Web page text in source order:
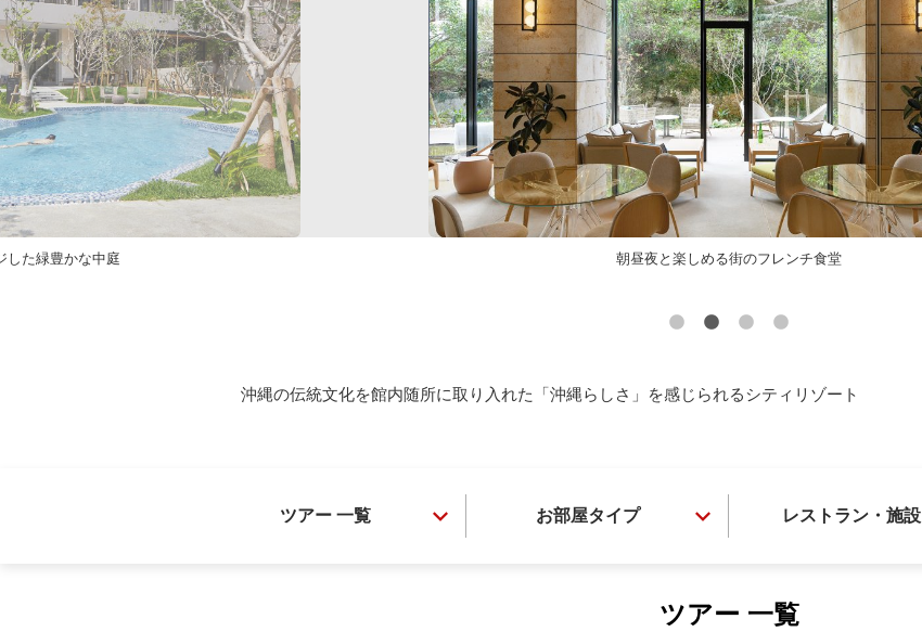
した緑豊かな中庭 朝昼夜と楽しめる街のフレンチ食堂
沖縄の伝統文化を館内随所に取り入れた「沖縄らしさ」を感じられるシティリゾート
ツアー 一覧 お部屋タイプ レストラン・施設
ツアー 一覧